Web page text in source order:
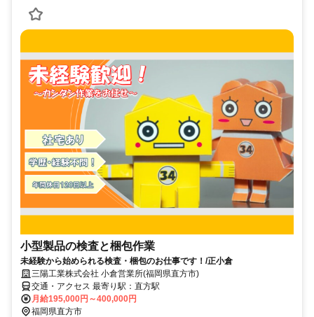
小型製品の検査と梱包作業
未経験から始められる検査・梱包のお仕事です！/正小倉
三陽工業株式会社 小倉営業所(福岡県直方市)
交通・アクセス 最寄り駅：直方駅
月給195,000円～400,000円
福岡県直方市